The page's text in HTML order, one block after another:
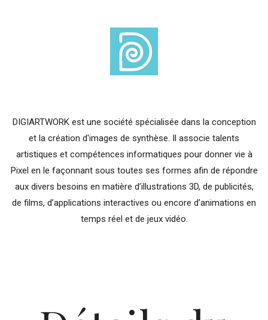
DIGIARTWORK est une société spécialisée dans la conception
et la création d'images de synthèse. Il associe talents
artistiques et compétences informatiques pour donner vie à
Pixel en le façonnant sous toutes ses formes afin de répondre
aux divers besoins en matière d’illustrations 3D, de publicités,
de films, d’applications interactives ou encore d’animations en
temps réel et de jeux vidéo.